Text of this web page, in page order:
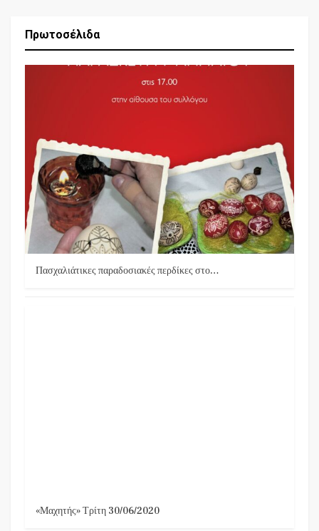
Πρωτοσέλιδα
Πασχαλιάτικες παραδοσιακές περδίκες στο…
«Μαχητής» Τρίτη 30/06/2020